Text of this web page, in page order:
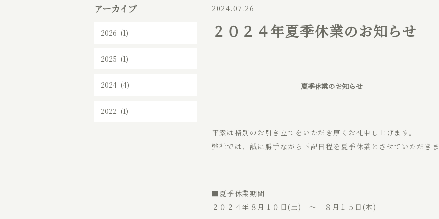
アーカイブ
2026 (1)
2025 (1)
2024 (4)
2022 (1)
2024.07.26
２０２４年夏季休業のお知らせ
夏季休業のお知らせ
平素は格別のお引き立てをいただき厚くお礼申し上げます。
弊社では、誠に勝手ながら下記日程を夏季休業とさせていただき
■夏季休業期間
２０２４年８月１０日(土) ～ ８月１５日(木)